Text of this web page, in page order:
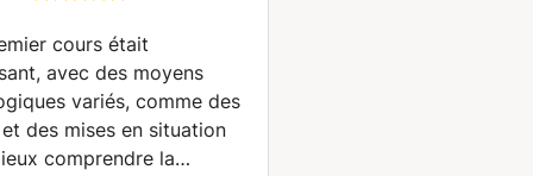
jours – Apprenez à
communiquer
facilement » (Oslo)
cours était
avec des moyens
variés, comme des
des mises en situation
comprendre la